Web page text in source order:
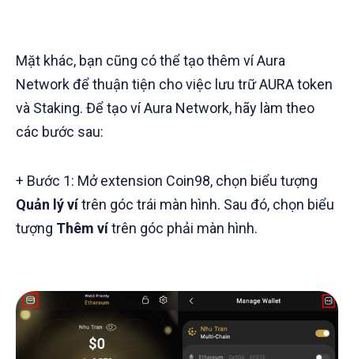
Mặt khác, bạn cũng có thể tạo thêm ví Aura
Network để thuận tiện cho việc lưu trữ AURA token
và Staking. Để tạo ví Aura Network, hãy làm theo
các bước sau:
+ Bước 1: Mở extension Coin98, chọn biểu tượng
Quản lý vítrên góc trái màn hình. Sau đó, chọn biểu
tượng Thêm vítrên góc phải màn hình.